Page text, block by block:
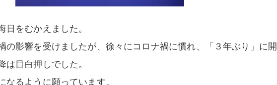
をむかえました。
の影響を受けましたが、徐々にコロナ禍に慣れ、「３年ぶり」に開
目白押しでした。
るように願っています。